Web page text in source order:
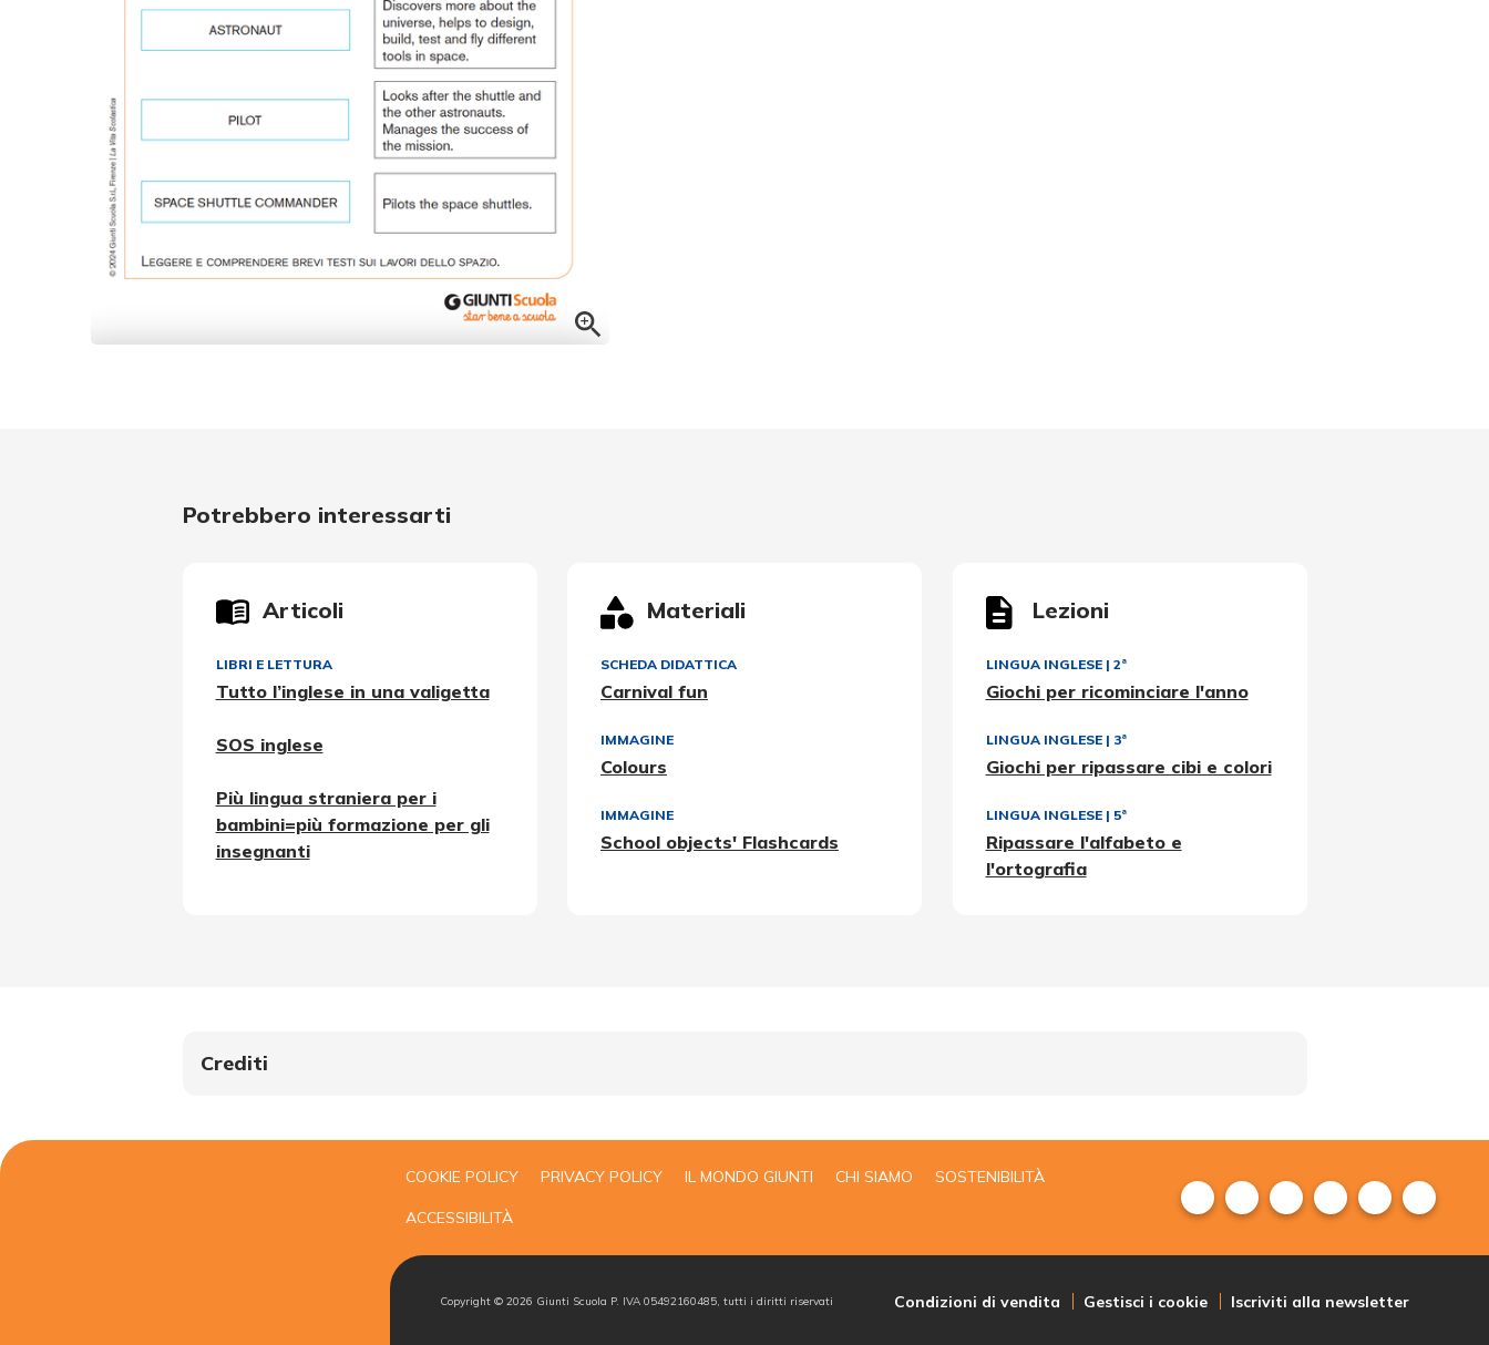
Potrebbero interessarti
Articoli
LIBRI E LETTURA
Tutto l’inglese in una valigetta
SOS inglese
Più lingua straniera per i
bambini=più formazione per gli
insegnanti
Materiali
SCHEDA DIDATTICA
Carnival fun
IMMAGINE
Colours
IMMAGINE
School objects' Flashcards
Lezioni
LINGUA INGLESE| 2ª
Giochi per ricominciare l'anno
LINGUA INGLESE| 3ª
Giochi per ripassare cibi e colori
LINGUA INGLESE| 5ª
Ripassare l'alfabeto e
l'ortografia
Crediti
COOKIE POLICY PRIVACY POLICY IL MONDO GIUNTI CHI SIAMO SOSTENIBILITÀ
ACCESSIBILITÀ
Copyright © 2026 Giunti Scuola P. IVA 05492160485, tutti i diritti riservati Condizioni di vendita Gestisci i cookie Iscriviti alla newsletter